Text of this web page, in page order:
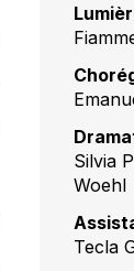
Silvia
Woehl
Tecla